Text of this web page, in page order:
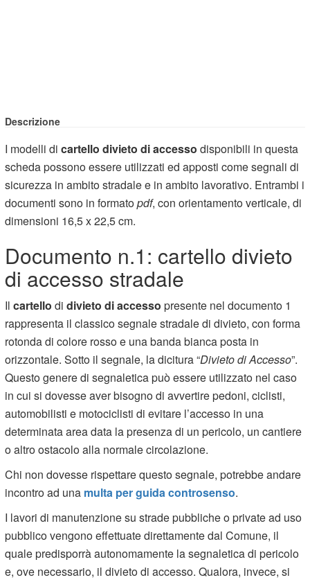
Descrizione
I modelli dicartello divieto di accesso disponibili in questa
scheda possono essere utilizzati ed apposti come segnali di
sicurezza in ambito stradale e in ambito lavorativo. Entrambi i
documenti sono in formatopdf, con orientamento verticale, di
dimensioni 16,5 x 22,5 cm.
Documento n.1: cartello divieto
di accesso stradale
Ilcartellodidivieto di accesso presente nel documento 1
rappresenta il classico segnale stradale di divieto, con forma
rotonda di colore rosso e una banda bianca posta in
orizzontale. Sotto il segnale, la dicitura “Divieto di Accesso”.
Questo genere di segnaletica può essere utilizzato nel caso
in cui si dovesse aver bisogno di avvertire pedoni, ciclisti,
automobilisti e motociclisti di evitare l’accesso in una
determinata area data la presenza di un pericolo, un cantiere
o altro ostacolo alla normale circolazione.
Chi non dovesse rispettare questo segnale, potrebbe andare
incontro ad una multa per guida controsenso.
I lavori di manutenzione su strade pubbliche o private ad uso
pubblico vengono effettuate direttamente dal Comune, il
quale predisporrà autonomamente la segnaletica di pericolo
e, ove necessario, il divieto di accesso. Qualora, invece, si